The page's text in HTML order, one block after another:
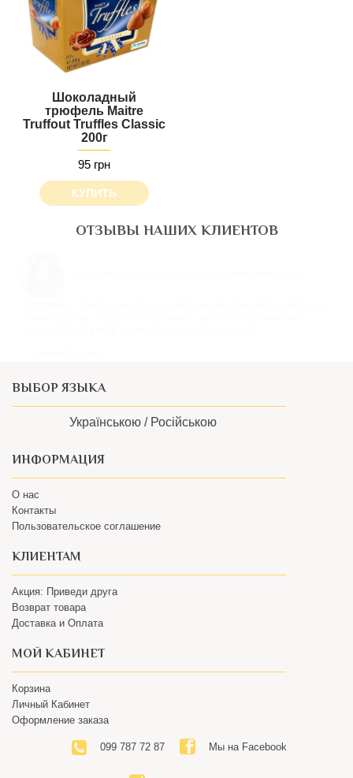
Шоколадный
трюфель Maitre
Truffout Truffles Classic
200г
95 грн
КУПИТЬ
ОТЗЫВЫ НАШИХ КЛИЕНТОВ
Пользовательское соглашение
КЛИЕНТАМ
Доставка и Оплата
МОЙ КАБИНЕТ
Оформление заказа
099 787 72 87
Наш Instagram